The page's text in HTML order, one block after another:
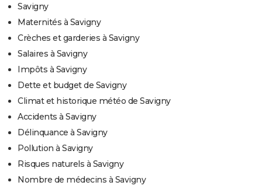
Savigny
Maternités à Savigny
Crèches et garderies à Savigny
Salaires à Savigny
Impôts à Savigny
Dette et budget de Savigny
Climat et historique météo de Savigny
Accidents à Savigny
Délinquance à Savigny
Pollution à Savigny
Risques naturels à Savigny
Nombre de médecins à Savigny